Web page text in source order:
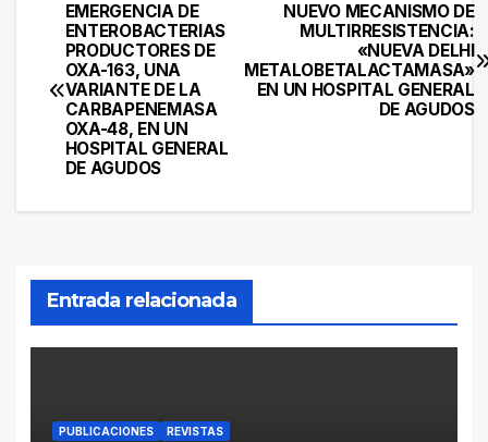
Navegación
de
entradas
NUEVO MECANISMO DE
MULTIRRESISTENCIA:
«NUEVA DELHI
METALOBETALACTAMASA»
EN UN HOSPITAL GENERAL
DE AGUDOS
EMERGENCIA DE
ENTEROBACTERIAS
PRODUCTORES DE
OXA-163, UNA
VARIANTE DE LA
CARBAPENEMASA
OXA-48, EN UN
HOSPITAL GENERAL
DE AGUDOS
Entrada relacionada
PUBLICACIONES REVISTAS